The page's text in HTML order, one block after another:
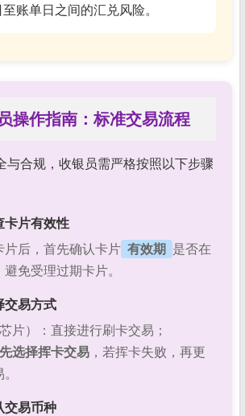
账单日之间的汇兑风险。
操作指南：标准交易流程
与合规，收银员需严格按照以下步骤
卡片有效性
片后，首先确认卡片 有效期
是否在
免受理过期卡片。
交易方式
片）：直接进行刷卡交易；
选择挥卡交易 ，若挥卡失败，再更
交易币种